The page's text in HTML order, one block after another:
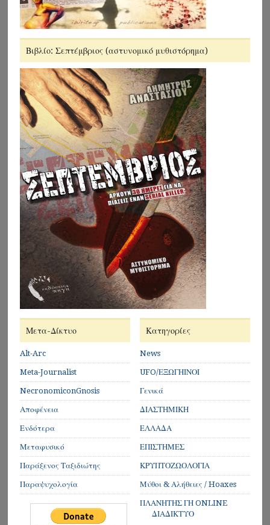
Βιβλίο: Σεπτέμβριος (αστυνομικό μυθιστόρημα)
Μετα-Δίκτυο
Alt-Arc
Meta-Journalist
NecronomiconGnosis
Αποφένεια
Ενδότερα
Μεταφυσικό
Παράξενος Ταξιδιώτης
Παραψυχολογία
Κατηγορίες
News
UFO/ΕΞΩΓΗΙΝΟΙ
Γενικά
ΔΙΑΣΤΗΜΙΚΗ
ΕΛΛΑΔΑ
ΕΠΙΣΤΗΜΕΣ
ΚΡΥΠΤΟΖΩΟΛΟΓΙΑ
Μύθοι & Αλήθειες / Hoaxes
ΠΛΑΝΗΤΗΣ ΓΗ ONLINE
ΔΙΑΔΙΚΤΥΟ